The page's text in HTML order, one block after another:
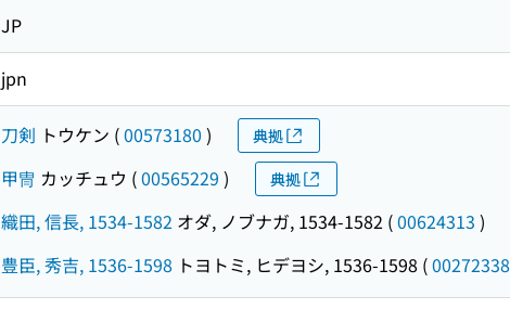
JP
jpn
刀剣 トウケン (00573180 ) 典拠
甲冑 カッチュウ (00565229 ) 典拠
織田, 信長, 1534-1582 オダ, ノブナガ, 1534-1582 (00624313 )
豊臣, 秀吉, 1536-1598 トヨトミ, ヒデヨシ, 1536-1598 (00272338